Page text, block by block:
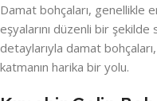
Damat bohçaları, genellikle
eşyalarını düzenli bir
detaylarıyla damat
katmanın harika bir yolu.